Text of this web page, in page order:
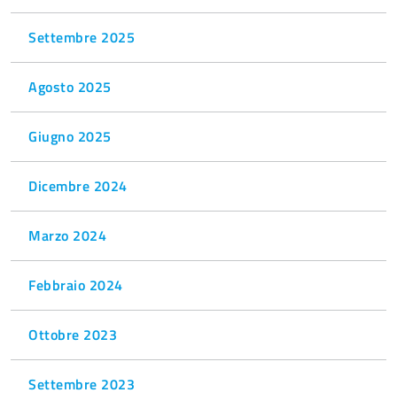
Settembre 2025
Agosto 2025
Giugno 2025
Dicembre 2024
Marzo 2024
Febbraio 2024
Ottobre 2023
Settembre 2023